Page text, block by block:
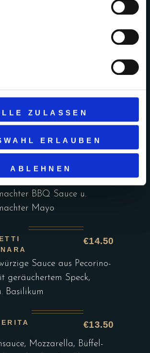
ZULASSEN
ERLAUBEN
ABLEHNEN
€17.90
frische Tomaten,
u. rote Zwiebeln mit
€18.90
Rinderpatty, knackig
Cheddar Käse,
Bacon, Röstzwiebeln u.
(scharf) mit
BBQ Sauce u.
Mayo
€14.50
Sauce aus Pecorino-
geräuchertem Speck,
Basilikum
€13.50
Mozzarella, Büffel-